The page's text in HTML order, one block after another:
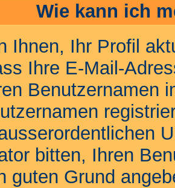
Wie kann ich
Ihnen, Ihr Profil
Ihre E-Mail-
Benutzernamen
bitten, Ihren
guten Grund